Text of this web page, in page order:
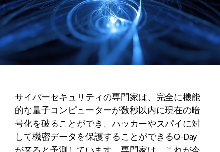
サイバーセキュリティの専門家は、完全に機能
的な量子コンピューターが数秒以内に現在の暗
号化を破ることができ、ハッカーやスパイに対
して機密データを保護することができるQ-Day